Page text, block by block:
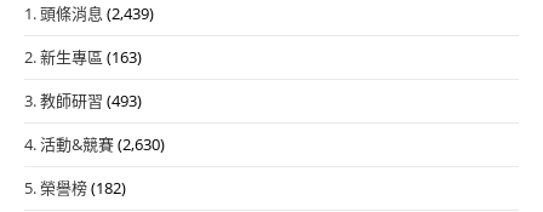
1. 頭條消息 (2,439)
2. 新生專區 (163)
3. 教師研習 (493)
4. 活動&競賽(2,630)
5. 榮譽榜(182)